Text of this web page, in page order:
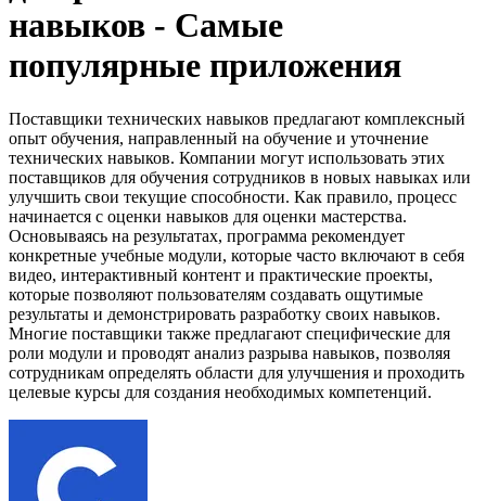
навыков - Самые
популярные приложения
Поставщики технических навыков предлагают комплексный
опыт обучения, направленный на обучение и уточнение
технических навыков. Компании могут использовать этих
поставщиков для обучения сотрудников в новых навыках или
улучшить свои текущие способности. Как правило, процесс
начинается с оценки навыков для оценки мастерства.
Основываясь на результатах, программа рекомендует
конкретные учебные модули, которые часто включают в себя
видео, интерактивный контент и практические проекты,
которые позволяют пользователям создавать ощутимые
результаты и демонстрировать разработку своих навыков.
Многие поставщики также предлагают специфические для
роли модули и проводят анализ разрыва навыков, позволяя
сотрудникам определять области для улучшения и проходить
целевые курсы для создания необходимых компетенций.